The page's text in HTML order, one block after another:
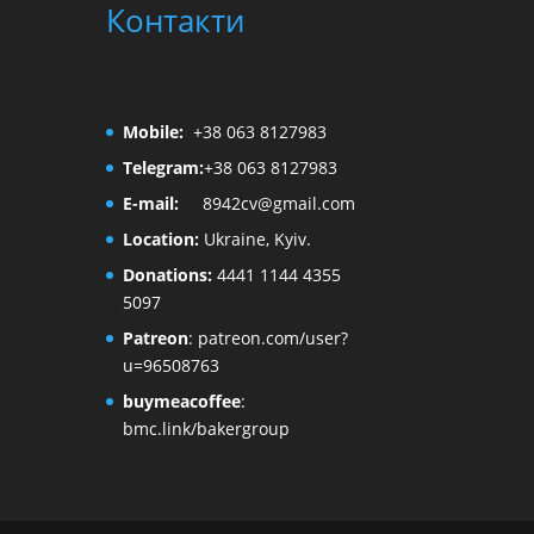
Контакти
Mobile:+38 063 8127983
Telegram:+38 063 8127983
E-mail:
8942cv@gmail.com
Location: Ukraine, Kyiv.
Donations: 4441 1144 4355
5097
Patreon: patreon.com/user?
u=96508763
buymeacoffee:
bmc.link/bakergroup